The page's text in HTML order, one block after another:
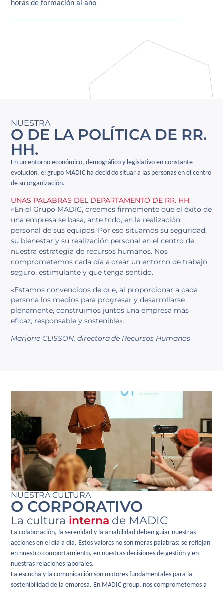
horas de formación al año
NUESTRA
O DE LA POLÍTICA DE RR.
HH.
En un entorno económico, demográfico y legislativo en constante
evolución, el grupo MADIC ha decidido situar a las personas en el centro
de su organización.
UNAS PALABRAS DEL DEPARTAMENTO DE RR. HH.
«En el Grupo MADIC, creemos firmemente que el éxito de
una empresa se basa, ante todo, en la realización
personal de sus equipos. Por eso situamos su seguridad,
su bienestar y su realización personal en el centro de
nuestra estrategia de recursos humanos. Nos
comprometemos cada día a crear un entorno de trabajo
seguro, estimulante y que tenga sentido.
«Estamos convencidos de que, al proporcionar a cada
persona los medios para progresar y desarrollarse
plenamente, construimos juntos una empresa más
eficaz, responsable y sostenible».
Marjorie CLISSON, directora de Recursos Humanos
NUESTRA CULTURA
O CORPORATIVO
La cultura interna de MADIC
La colaboración, la serenidad y la amabilidad deben guiar nuestras
acciones en el día a día. Estos valores no son meras palabras: se reflejan
en nuestro comportamiento, en nuestras decisiones de gestión y en
nuestras relaciones laborales.
La escucha y la comunicación son motores fundamentales para la
sostenibilidad de la empresa. En MADIC group, nos comprometemos a